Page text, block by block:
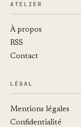
ATELIER
À propos
RSS
Contact
LÉGAL
Mentions légales
Confidentialité